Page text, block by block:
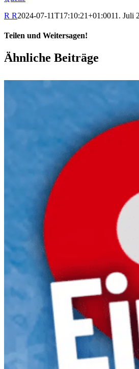
R R2024-07-11T17:10:21+01:0011. Juli
Teilen und Weitersagen!
Facebook
X
LinkedIn
WhatsApp
E-
Mail
Ähnliche Beiträge